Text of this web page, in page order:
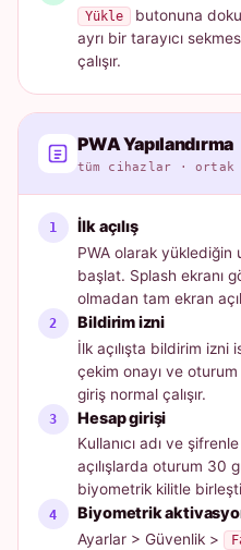
Yükle
butonuna
ayrı bir tarayıcı
çalışır.
PWA Yapılandırma
tüm cihazlar · ortak
İlk açılış
PWA olarak yüklediğin
başlat. Splash ekranı
olmadan tam ekran
Bildirim izni
İlk açılışta bildirim izni
çekim onayı ve
giriş normal çalışır.
Hesap girişi
Kullanıcı adı ve
açılışlarda oturum 30
biyometrik kilitle
Biyometrik
Ayarlar > Güvenlik >